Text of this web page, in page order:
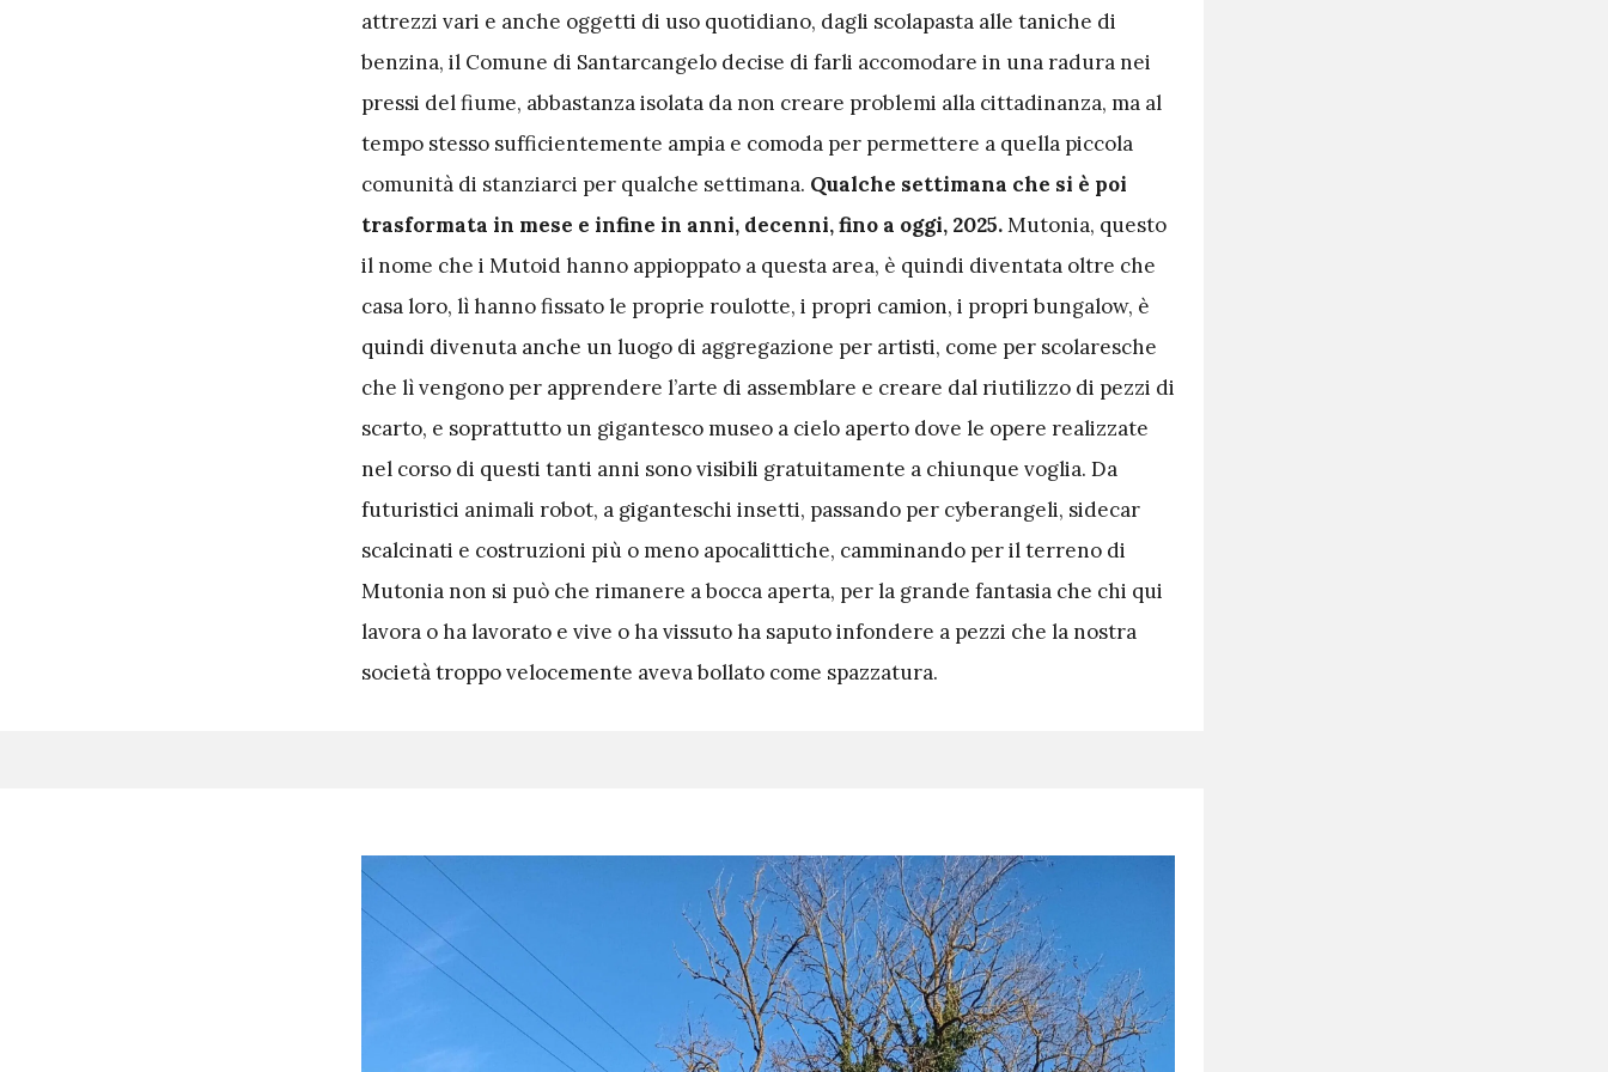
attrezzi vari e anche oggetti di uso quotidiano, dagli scolapasta alle taniche di
benzina, il Comune di Santarcangelo decise di farli accomodare in una radura nei
pressi del fiume, abbastanza isolata da non creare problemi alla cittadinanza, ma al
tempo stesso sufficientemente ampia e comoda per permettere a quella piccola
comunità di stanziarci per qualche settimana. Qualche settimana che si è poi
trasformata in mese e infine in anni, decenni, fino a oggi, 2025.Mutonia, questo
il nome che i Mutoid hanno appioppato a questa area, è quindi diventata oltre che
casa loro, lì hanno fissato le proprie roulotte, i propri camion, i propri bungalow, è
quindi divenuta anche un luogo di aggregazione per artisti, come per scolaresche
che lì vengono per apprendere l’arte di assemblare e creare dal riutilizzo di pezzi di
scarto, e soprattutto un gigantesco museo a cielo aperto dove le opere realizzate
nel corso di questi tanti anni sono visibili gratuitamente a chiunque voglia. Da
futuristici animali robot, a giganteschi insetti, passando per cyberangeli, sidecar
scalcinati e costruzioni più o meno apocalittiche, camminando per il terreno di
Mutonia non si può che rimanere a bocca aperta, per la grande fantasia che chi qui
lavora o ha lavorato e vive o ha vissuto ha saputo infondere a pezzi che la nostra
società troppo velocemente aveva bollato come spazzatura.